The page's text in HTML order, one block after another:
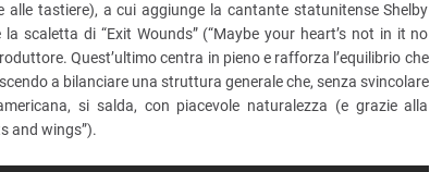
alle tastiere), a cui aggiunge la cantante statunitense Shelby
scaletta di “Exit Wounds” (“Maybe your heart’s not in it no
Quest’ultimo centra in pieno e rafforza l’equilibrio che
a bilanciare una struttura generale che, senza svincolare
si salda, con piacevole naturalezza (e grazie alla
and wings”).